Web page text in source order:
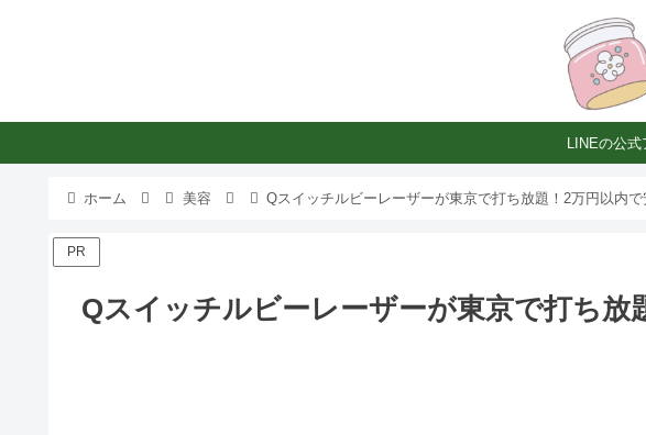
ホーム 美容 Qスイッチルビーレーザーが東京で打ち放題！2万円以内で
PR
Qスイッチルビーレーザーが東京で打ち放